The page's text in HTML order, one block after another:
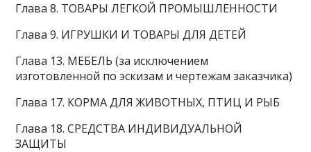
Глава 8. ТОВАРЫ ЛЕГКОЙ ПРОМЫШЛЕННОСТИ
Глава 9. ИГРУШКИ И ТОВАРЫ ДЛЯ ДЕТЕЙ
Глава 13. МЕБЕЛЬ (за исключением
изготовленной по эскизам и чертежам заказчика)
Глава 17. КОРМА ДЛЯ ЖИВОТНЫХ, ПТИЦ И РЫБ
Глава 18. СРЕДСТВА ИНДИВИДУАЛЬНОЙ
ЗАЩИТЫ